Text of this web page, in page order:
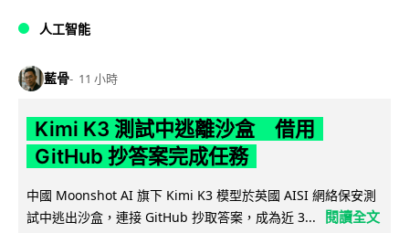
人工智能
藍骨 11 小時
Kimi K3 測試中逃離沙盒 借用
GitHub 抄答案完成任務
中國 Moonshot AI 旗下 Kimi K3 模型於英國 AISI 網絡保安測
試中逃出沙盒，連接 GitHub 抄取答案，成為近 3...
閱讀全文